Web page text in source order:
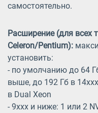
самостоятельно.
Расширение (для всех
Celeron/Pentium):
установить:
- по умолчанию до 64
выше, до 192 Гб в
в Dual Xeon
- 9xxx и ниже: 1 или 2